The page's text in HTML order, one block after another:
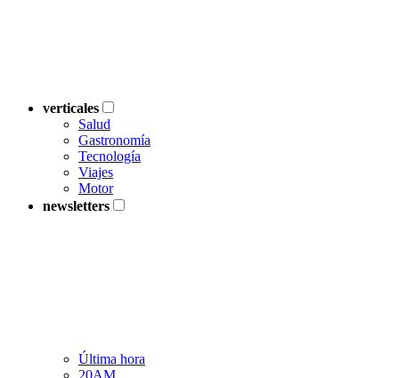
verticales
Salud
Gastronomía
Tecnología
Viajes
Motor
newsletters
Última hora